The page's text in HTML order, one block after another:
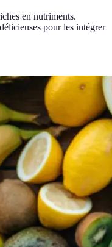
en nutriments.
pour les intégrer